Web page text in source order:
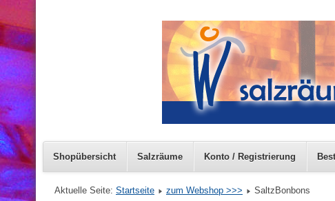
Shopübersicht Salzräume Konto / Registrierung
Aktuelle Seite: Startseite zum Webshop >>> SaltzBonbons